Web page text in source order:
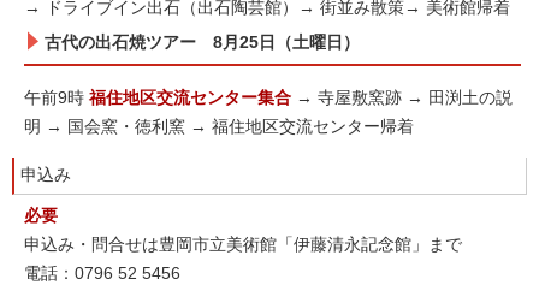
→ ドライブイン出石（出石陶芸館）→ 街並み散策→ 美術館帰着
古代の出石焼ツアー 8月25日（土曜日）
午前9時 福住地区交流センター集合 → 寺屋敷窯跡 → 田渕土の説
明 → 国会窯・徳利窯 → 福住地区交流センター帰着
申込み
必要
申込み・問合せは豊岡市立美術館「伊藤清永記念館」まで
電話：0796 52 5456